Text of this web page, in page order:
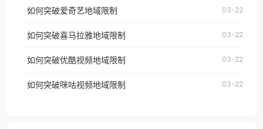
台湾、美国、加拿大、澳大利亚、欧洲等国家和地区
权限制所困扰。
播放”的提示语。 海外用户如香港、澳门、台湾、美
制问题，且仅能在中国大陆地区播放。 遇到这个问题
户收听网易云音乐地区版权限制」的问题，无论人在
如何突破爱奇艺地域限制 03-22
如何突破喜马拉雅地域限制 03-22
如何突破优酷视频地域限制 03-22
如何突破咪咕视频地域限制 03-22